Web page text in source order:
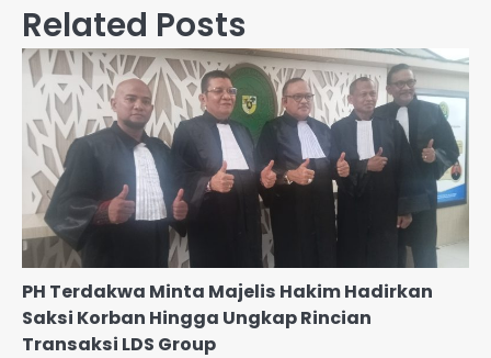
Related Posts
PH Terdakwa Minta Majelis Hakim Hadirkan
Saksi Korban Hingga Ungkap Rincian
Transaksi LDS Group